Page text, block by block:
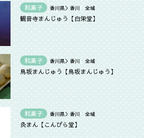
和菓子 香川県＞香川 全域
観音寺まんじゅう【白栄堂】
和菓子 香川県＞香川 全域
鳥坂まんじゅう【鳥坂まんじゅう】
和菓子 香川県＞香川 全域
灸まん【こんぴら堂】